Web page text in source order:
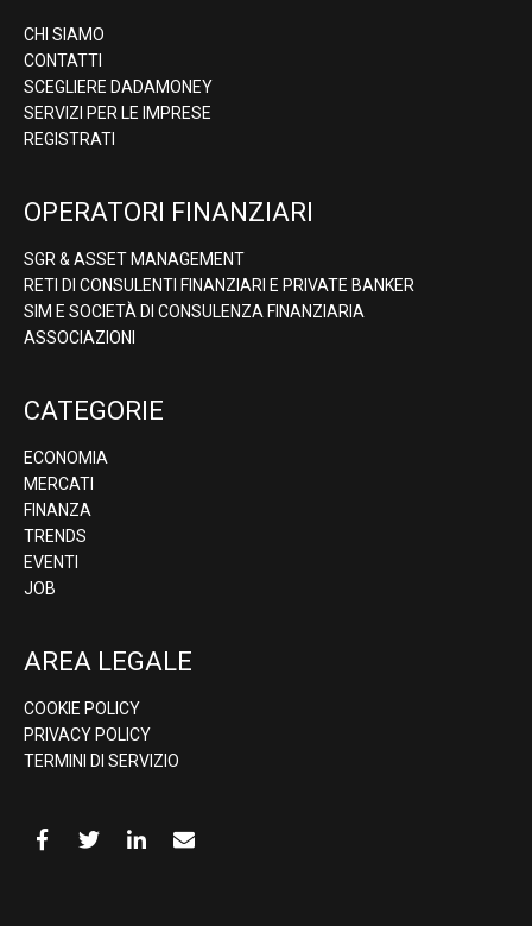
CHI SIAMO
CONTATTI
SCEGLIERE DADAMONEY
SERVIZI PER LE IMPRESE
REGISTRATI
OPERATORI FINANZIARI
SGR & ASSET MANAGEMENT
RETI DI CONSULENTI FINANZIARI E PRIVATE BANKER
SIM E SOCIETÀ DI CONSULENZA FINANZIARIA
ASSOCIAZIONI
CATEGORIE
ECONOMIA
MERCATI
FINANZA
TRENDS
EVENTI
JOB
AREA LEGALE
COOKIE POLICY
PRIVACY POLICY
TERMINI DI SERVIZIO